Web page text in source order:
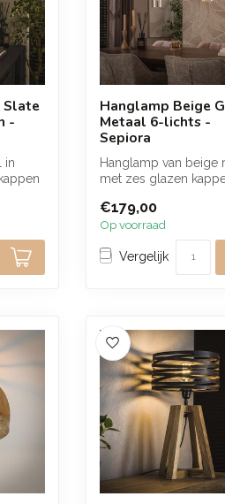
Slate
-
in
Hanglamp Beige
Metaal 6-lichts -
Sepiora
Hanglamp van beige
met zes glazen
...
€179,00
Op voorraad
Vergelijk